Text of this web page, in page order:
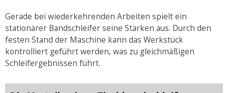
Gerade bei wiederkehrenden Arbeiten spielt ein
stationärer Bandschleifer seine Stärken aus. Durch den
festen Stand der Maschine kann das Werkstück
kontrolliert geführt werden, was zu gleichmäßigen
Schleifergebnissen führt.